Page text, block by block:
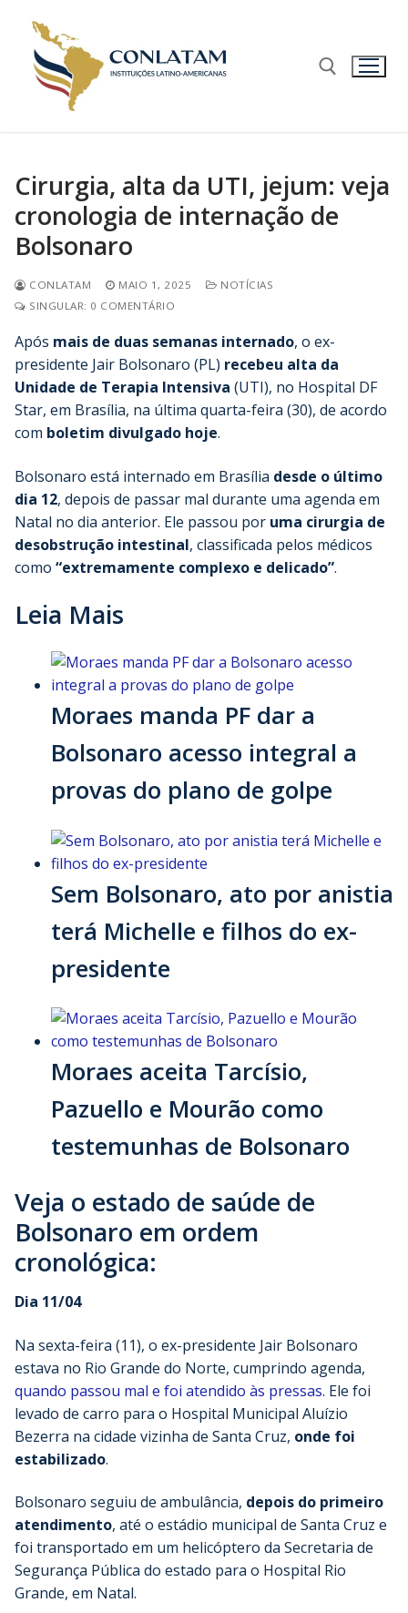
Cirurgia, alta da UTI, jejum: veja
cronologia de internação de
Bolsonaro
CONLATAM MAIO 1, 2025
NOTÍCIAS
SINGULAR: 0 COMENTÁRIO
Após mais de duas semanas internado, o ex-
presidente Jair Bolsonaro (PL) recebeu alta da
Unidade de Terapia Intensiva (UTI), no Hospital DF
Star, em Brasília, na última quarta-feira (30), de acordo
com boletim divulgado hoje.
Bolsonaro está internado em Brasília desde o último
dia 12, depois de passar mal durante uma agenda em
Natal no dia anterior. Ele passou por uma cirurgia de
desobstrução intestinal, classificada pelos médicos
como “extremamente complexo e delicado”.
Leia Mais
Moraes manda PF dar a
Bolsonaro acesso integral a
provas do plano de golpe
Sem Bolsonaro, ato por anistia
terá Michelle e filhos do ex-
presidente
Moraes aceita Tarcísio,
Pazuello e Mourão como
testemunhas de Bolsonaro
Veja o estado de saúde de
Bolsonaro em ordem
cronológica:
Dia 11/04
Na sexta-feira (11), o ex-presidente Jair Bolsonaro
estava no Rio Grande do Norte, cumprindo agenda,
quando passou mal e foi atendido às pressas. Ele foi
levado de carro para o Hospital Municipal Aluízio
Bezerra na cidade vizinha de Santa Cruz, onde foi
estabilizado.
Bolsonaro seguiu de ambulância, depois do primeiro
atendimento, até o estádio municipal de Santa Cruz e
foi transportado em um helicóptero da Secretaria de
Segurança Pública do estado para o Hospital Rio
Grande, em Natal.